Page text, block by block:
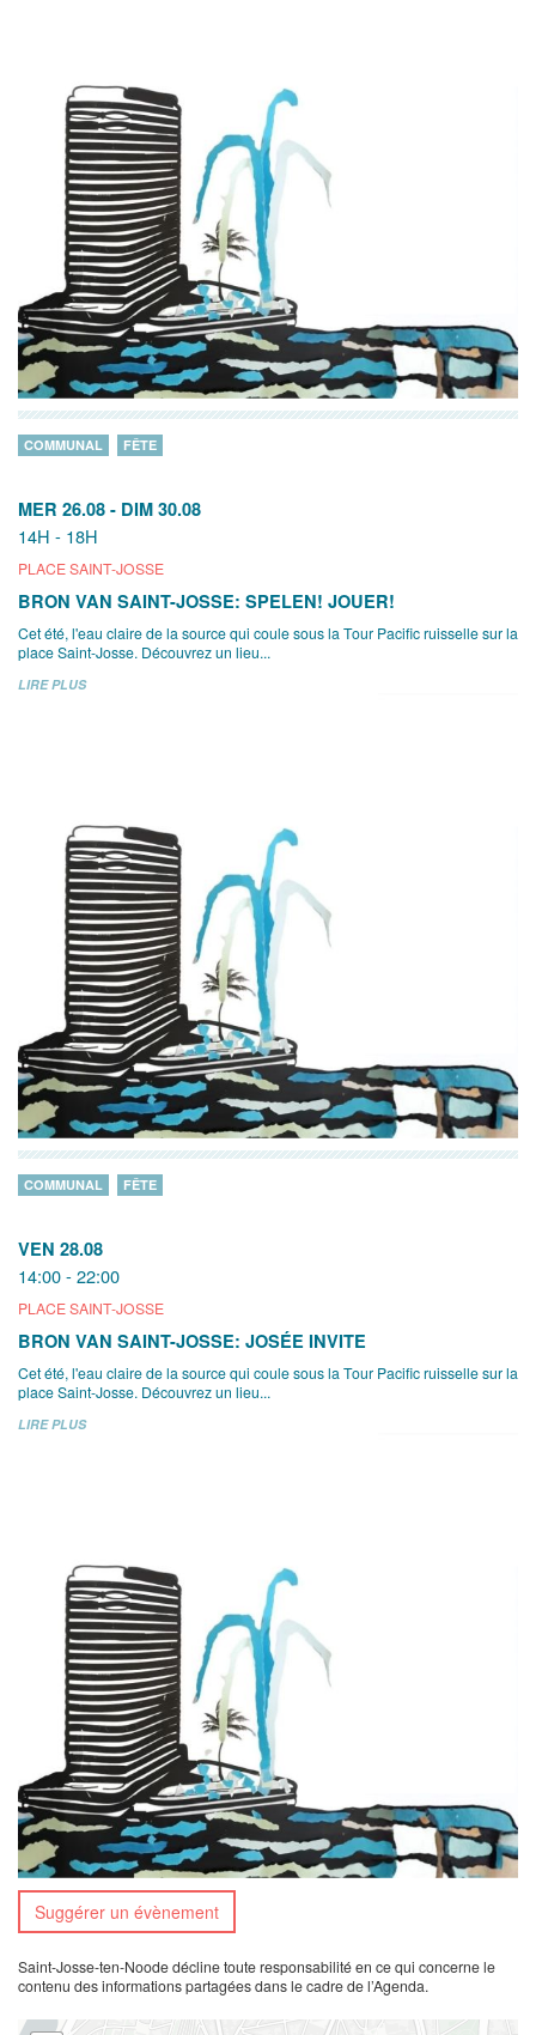
MER 26.08 - DIM 30.08
14H - 18H
PLACE SAINT-JOSSE
COMMUNAL FÊTE
BRON VAN SAINT-JOSSE: SPELEN! JOUER!
Cet été, l'eau claire de la source qui coule sous la Tour Pacific ruisselle sur la
place Saint-Josse. Découvrez un lieu...
LIRE PLUS
VEN 28.08
14:00 - 22:00
PLACE SAINT-JOSSE
COMMUNAL FÊTE
BRON VAN SAINT-JOSSE: JOSÉE INVITE
Cet été, l'eau claire de la source qui coule sous la Tour Pacific ruisselle sur la
place Saint-Josse. Découvrez un lieu...
LIRE PLUS
Suggérer un évènement
Saint-Josse-ten-Noode décline toute responsabilité en ce qui concerne le
contenu des informations partagées dans le cadre de l’Agenda.